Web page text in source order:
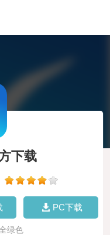
下载
PC下载
绿色